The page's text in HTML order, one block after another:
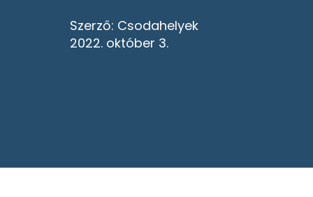
Szerző: Csodahelyek
2022. október 3.